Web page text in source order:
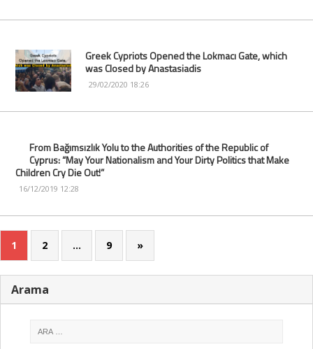
Greek Cypriots Opened the Lokmacı Gate, which
was Closed by Anastasiadis
29/02/2020 18:26
From Bağımsızlık Yolu to the Authorities of the Republic of
Cyprus: “May Your Nationalism and Your Dirty Politics that Make
Children Cry Die Out!”
16/12/2019 12:28
1 2 … 9 »
Arama